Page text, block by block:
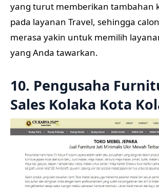
yang turut memberikan tambahan
pada layanan Travel, sehingga
merasa yakin untuk memilih
yang Anda tawarkan.
10. Pengusaha
Sales Kolaka Kota